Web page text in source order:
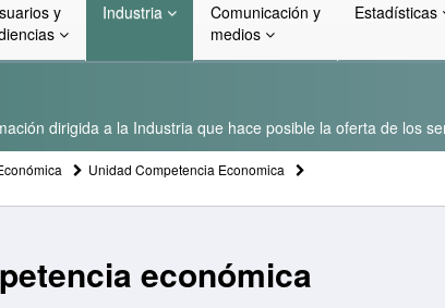
y
Industria
Comunicación y
medios
Estadísticas
dirigida a la Industria que hace posible la oferta de los
Unidad Competencia Economica
económica